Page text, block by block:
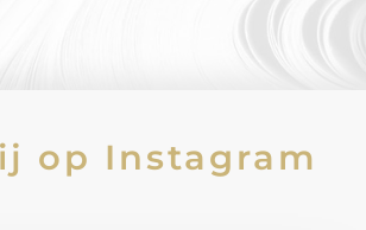
op Instagram